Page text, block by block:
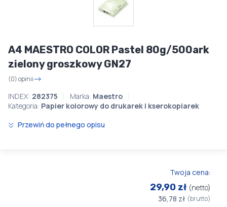
A4 MAESTRO COLOR Pastel 80g/500ark
zielony groszkowy GN27
(0) opinii
INDEX: 282375 Marka: Maestro
Kategoria: Papier kolorowy do drukarek i kserokopiarek
Przewiń do pełnego opisu
Twoja cena:
29,90 zł (netto)
36,78 zł (brutto)